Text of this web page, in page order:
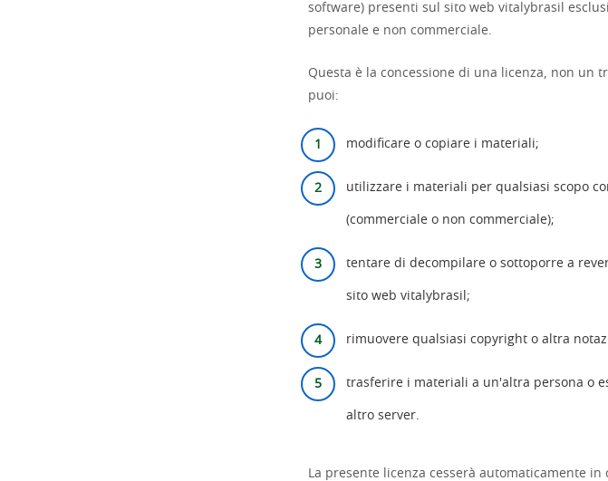
software) presenti sul sito web vitalybrasil
personale e non commerciale.
Questa è la concessione di una licenza, non un
puoi:
modificare o copiare i materiali;
utilizzare i materiali per qualsiasi scopo
(commerciale o non commerciale);
tentare di decompilare o sottoporre a
sito web vitalybrasil;
rimuovere qualsiasi copyright o altra
trasferire i materiali a un'altra persona o
altro server.
La presente licenza cesserà automaticamente